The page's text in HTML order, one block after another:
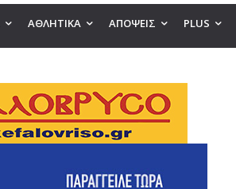
ΑΘΛΗΤΙΚΑ ΑΠΟΨΕΙΣ PLUS